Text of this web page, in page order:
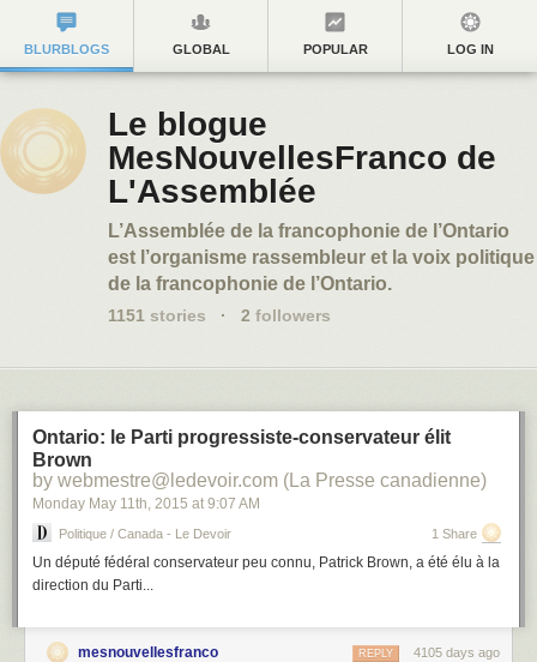
BLURBLOGS GLOBAL POPULAR LOG IN
Le blogue
MesNouvellesFranco de
L'Assemblée
L’Assemblée de la francophonie de l’Ontario
est l’organisme rassembleur et la voix politique
de la francophonie de l’Ontario.
1151 stories · 2 followers
Ontario: le Parti progressiste-conservateur élit
Brown
by webmestre@ledevoir.com (La Presse canadienne)
Monday May 11th, 2015 at 9:07 AM
Politique / Canada - Le Devoir 1 Share
Un député fédéral conservateur peu connu, Patrick Brown, a été élu à la
direction du Parti...
mesnouvellesfranco 4105 days ago
REPLY